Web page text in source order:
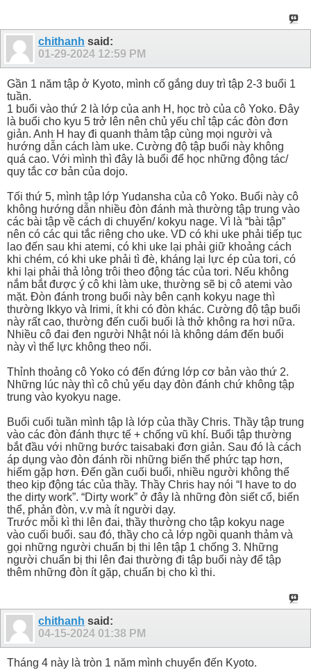
chithanh said:
01-29-2024 12:59 PM
Gần 1 năm tập ở Kyoto, mình cố gắng duy trì tập 2-3 buổi 1
tuần.
1 buổi vào thứ 2 là lớp của anh H, học trò của cô Yoko. Đây
là buổi cho kyu 5 trở lên nên chủ yếu chỉ tập các đòn đơn
giản. Anh H hay đi quanh thảm tập cùng mọi người và
hướng dẫn cách làm uke. Cường độ tập buổi này không
quá cao. Với mình thì đây là buổi để học những động tác/
quy tắc cơ bản của dojo.
Tối thứ 5, mình tập lớp Yudansha của cô Yoko. Buổi này cô
không hướng dẫn nhiều đòn đánh mà thường tập trung vào
các bài tập về cách di chuyển/ kokyu nage. Vì là “bài tập”
nên có các qui tắc riêng cho uke. VD có khi uke phải tiếp tục
lao đến sau khi atemi, có khi uke lại phải giữ khoảng cách
khi chém, có khi uke phải tì đè, kháng lại lực ép của tori, có
khi lại phải thả lỏng trôi theo động tác của tori. Nếu không
nắm bắt được ý cô khi làm uke, thường sẽ bị cô atemi vào
mặt. Đòn đánh trong buổi này bên cạnh kokyu nage thì
thường Ikkyo và Irimi, ít khi có đòn khác. Cường độ tập buổi
này rất cao, thường đến cuối buổi là thở không ra hơi nữa.
Nhiều cô đai đen người Nhật nói là không dám đến buổi
này vì thể lực không theo nổi.
Thỉnh thoảng cô Yoko có đến đứng lớp cơ bản vào thứ 2.
Những lúc này thì cô chủ yếu dạy đòn đánh chứ không tập
trung vào kyokyu nage.
Buổi cuối tuần mình tập là lớp của thầy Chris. Thầy tập trung
vào các đòn đánh thực tế + chống vũ khí. Buổi tập thường
bắt đầu với những bước taisabaki đơn giản. Sau đó là cách
áp dụng vào đòn đánh rồi những biến thể phức tạp hơn,
hiếm gặp hơn. Đến gần cuối buổi, nhiều người không thể
theo kịp động tác của thầy. Thầy Chris hay nói “I have to do
the dirty work”. “Dirty work” ở đây là những đòn siết cổ, biến
thể, phản đòn, v.v mà ít người dạy.
Trước mỗi kì thi lên đai, thầy thường cho tập kokyu nage
vào cuối buổi. sau đó, thầy cho cả lớp ngồi quanh thảm và
gọi những người chuẩn bị thi lên tập 1 chống 3. Những
người chuẩn bị thi lên đai thường đi tập buổi này để tập
thêm những đòn ít gặp, chuẩn bị cho kì thi.
chithanh said:
04-15-2024 01:38 PM
Tháng 4 này là tròn 1 năm mình chuyển đến Kyoto.